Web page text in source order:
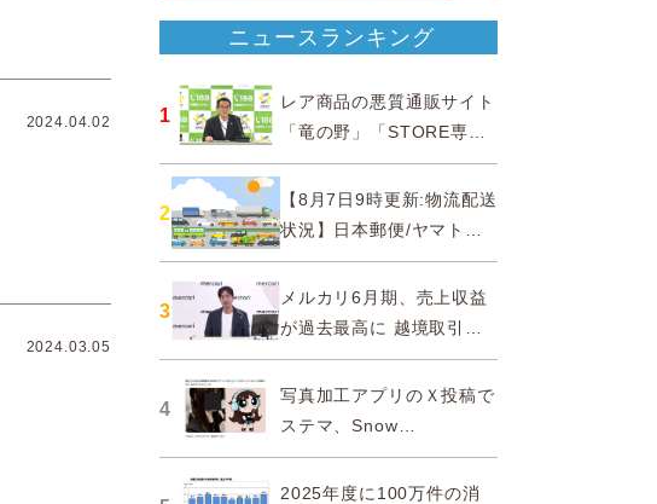
2024.04.02
2024.03.05
ニュースランキング
1
レア商品の悪質通販サイト
「竜の野」「STORE専門
ショップ」などに注意…消
費者庁
2
【8月7日9時更新:物流配送
状況】日本郵便/ヤマト運
輸/佐川急便/西濃運輸/福山
通運
3
メルカリ6月期、売上収益
が過去最高に 越境取引が
急成長
4
写真加工アプリのＸ投稿で
ステマ、Snow
Corporationと日本法人に
措置命令
2025年度に100万件の消